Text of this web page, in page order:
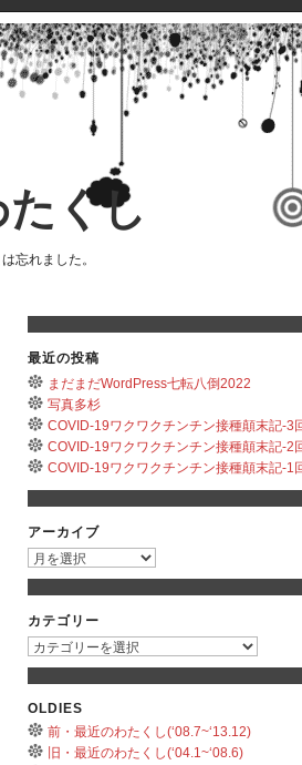
くし
忘れました。
最近の投稿
まだまだWordPress七転八倒2022
写真多杉
COVID-19ワクワクチンチン接種顛末記-3
COVID-19ワクワクチンチン接種顛末記-2
COVID-19ワクワクチンチン接種顛末記-1
アーカイブ
ア
カ
イ
ブ
カテゴリー
カ
ゴ
リ
ー
OLDIES
前・最近のわたくし(‘08.7~‘13.12)
旧・最近のわたくし(‘04.1~‘08.6)